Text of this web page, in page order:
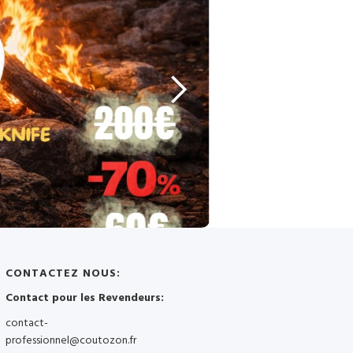
CONTACTEZ NOUS:
Contact pour les Revendeurs:
contact-
professionnel@coutozon.fr